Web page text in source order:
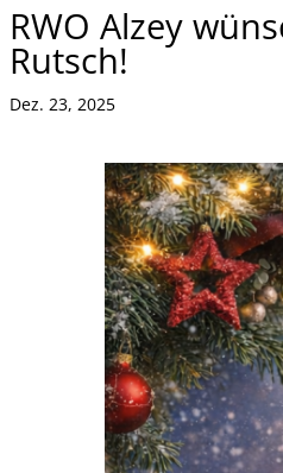
RWO Alzey
Rutsch!
Dez. 23, 2025